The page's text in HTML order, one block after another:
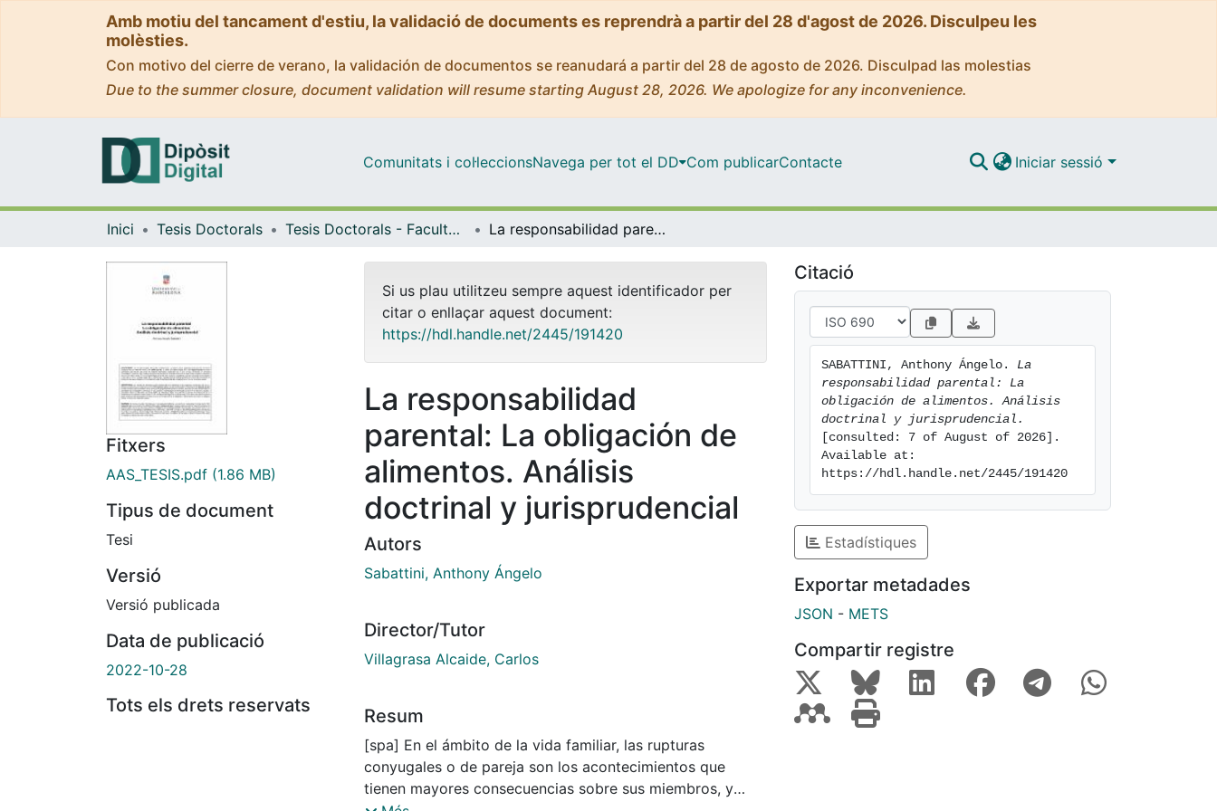
Amb motiu del tancament d'estiu, la validació de documents es reprendrà a partir del 28 d'agost de 2026. Disculpeu les
molèsties.
Con motivo del cierre de verano, la validación de documentos se reanudará a partir del 28 de agosto de 2026. Disculpad las molestias
Due to the summer closure, document validation will resume starting August 28, 2026. We apologize for any inconvenience.
Comunitats i col·leccionsNavega per tot el DD Com publicarContacte Iniciar sessió
Inici Tesis Doctorals Tesis Doctorals - Facultat - Dret La responsabilidad parental: La obligación de alimentos. Análisis doctrinal y jurisprudencial
Fitxers
AAS_TESIS.pdf (1.86 MB)
Tipus de document
Tesi
Versió
Versió publicada
Data de publicació
2022-10-28
Tots els drets reservats
Si us plau utilitzeu sempre aquest identificador per
citar o enllaçar aquest document:
https://hdl.handle.net/2445/191420
La responsabilidad
parental: La obligación de
alimentos. Análisis
doctrinal y jurisprudencial
Autors
Sabattini, Anthony Ángelo
Director/Tutor
Villagrasa Alcaide, Carlos
Resum
[spa] En el ámbito de la vida familiar, las rupturas
conyugales o de pareja son los acontecimientos que
tienen mayores consecuencias sobre sus miembros, y
Citació
SABATTINI, Anthony Ángelo. La
responsabilidad parental: La
obligación de alimentos. Análisis
doctrinal y jurisprudencial.
[consulted: 7 of August of 2026].
Available at:
https://hdl.handle.net/2445/191420
Estadístiques
Exportar metadades
JSON - METS
Compartir registre